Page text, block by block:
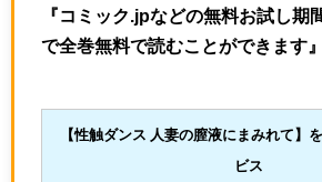
『コミック.jpなどの無料お試し期
で全巻無料で読むことができます』
【性触ダンス 人妻の膣液にまみれて 】
ビス